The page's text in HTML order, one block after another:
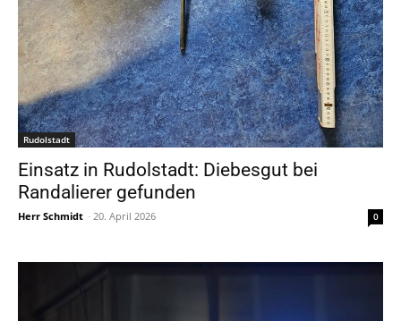
Rudolstadt
Einsatz in Rudolstadt: Diebesgut bei
Randalierer gefunden
Herr Schmidt - 20. April 2026 0